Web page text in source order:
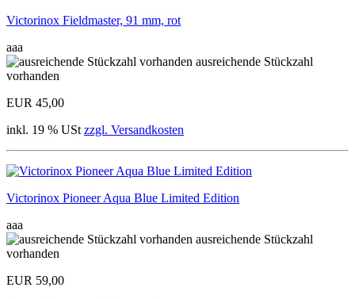
Victorinox Fieldmaster, 91 mm, rot
aaa
ausreichende Stückzahl
vorhanden
EUR 45,00
inkl. 19 % USt zzgl. Versandkosten
Victorinox Pioneer Aqua Blue Limited Edition
aaa
ausreichende Stückzahl
vorhanden
EUR 59,00